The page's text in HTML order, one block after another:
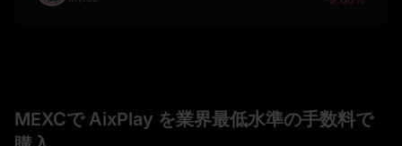
MEXCで AixPlay を業界最低水準の手数料で